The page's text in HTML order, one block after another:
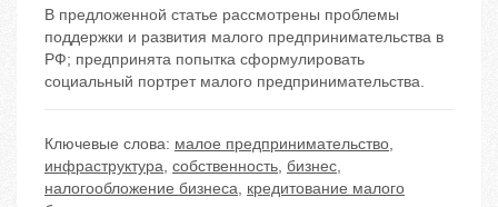
В предложенной статье рассмотрены проблемы
поддержки и развития малого предпринимательства в
РФ; предпринята попытка сформулировать
социальный портрет малого предпринимательства.
Ключевые слова: малое предпринимательство,
инфраструктура, собственность, бизнес,
налогообложение бизнеса, кредитование малого